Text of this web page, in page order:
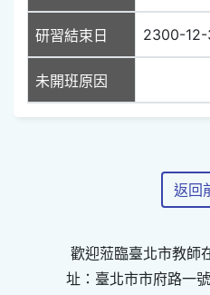
研習結束日 2300-12-
未開班原因
返回
歡迎蒞臨臺北市教
址：臺北市市府路